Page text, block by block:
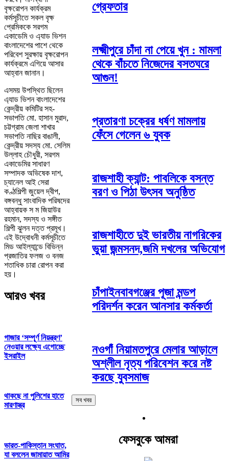
বৃক্ষরোপন কার্যক্রম
কর্মসূচীতে সকল বৃক্ষ
প্রেমিককে সরগম
একাডেমি ও এ্যাড ভিশন
বাংলাদেশের পাশে থেকে
পরিবেশ সুরক্ষায় বৃক্ষরোপন
কার্যক্রমে এগিয়ে আসার
আহ্বান জানান।
এসময় উপস্থিত ছিলেন
এ্যাড ভিশন বাংলাদেশের
কেন্দ্রীয় কমিটির সহ-
সভাপতি মো. হাসান মুরাদ,
চট্টগ্রাম জেলা শাখার
সভাপতি নাছির বাঙালী,
কেন্দ্রীয় সদস্য মো. সেলিম
উল্লাহ চৌধুরী, সরগম
একাডেমির সাধারণ
সম্পাদক অভিষেক দাশ,
চ্যানেল আই সেরা
কণ্ঠশিল্পী জুয়েল দ্বীপ,
বঙ্গবন্ধু সাংবাদিক পরিষদের
আহ্বায়ক স ম জিয়াউর
রহমান, সদস্য ও সঙ্গীত
শিল্পী ঝুলন দত্ত প্রমূখ।
এই উদ্বোধনী কর্মসূচীতে
মিড আইল্যান্ডে বিভিন্ন
প্রজাতির ফলজ ও বনজ
শতাধিক চারা রোপন করা
হয়।
আরও খবর
গাজার ‘সম্পূর্ণ নিয়ন্ত্রণ’
নেওয়ার লক্ষ্যে এগোচ্ছে
ইসরাইল
থাকছে না পুলিশের হাতে
মারণাস্ত্র
ভারত-পাকিস্তান সংঘাত,
যা বললেন জামায়াত আমির
গ্রেফতার
লক্ষ্মীপুরে চাঁদা না পেয়ে খুন : মামলা
থেকে বাঁচতে নিজেদের বসতঘরে
আগুন!
প্রতারণা চক্রের ধর্ষণ মামলায়
ফেঁসে গেলেন ৬ যুবক
রাজশাহী ক্যান্ট: পাবলিকে বসন্ত
বরণ ও পিঠা উৎসব অনুষ্ঠিত
রাজশাহীতে দুই ভারতীয় নাগরিকের
ভুয়া জন্মসনদ,জমি দখলের অভিযোগ
চাঁপাইনবাবগঞ্জের পূজা মন্ডপ
পরিদর্শন করেন আনসার কর্মকর্তা
নওগাঁ নিয়ামতপুরে মেলার আড়ালে
অশ্লীল নৃত্য পরিবেশন করে নষ্ট
করছে যুবসমাজ
সব খবর
ফেসবুকে আমরা